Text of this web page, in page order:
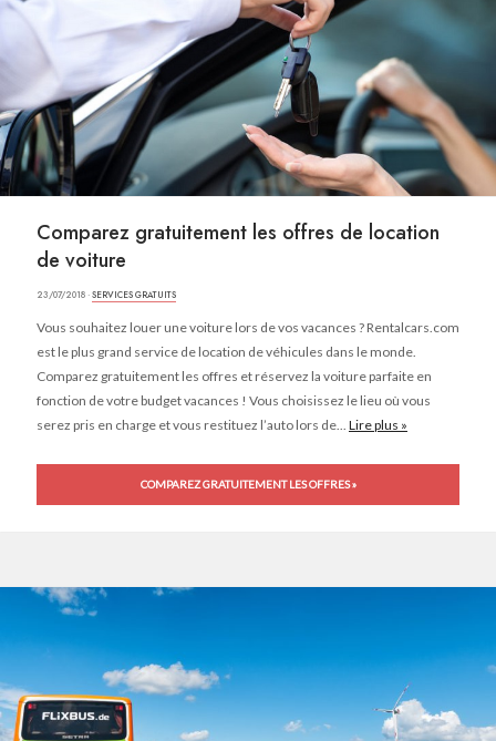
Comparez gratuitement les offres de location
de voiture
23/07/2018 ·SERVICES GRATUITS
Vous souhaitez louer une voiture lors de vos vacances ? Rentalcars.com
est le plus grand service de location de véhicules dans le monde.
Comparez gratuitement les offres et réservez la voiture parfaite en
fonction de votre budget vacances ! Vous choisissez le lieu où vous
serez pris en charge et vous restituez l’auto lors de... Lire plus »
COMPAREZ GRATUITEMENT LES OFFRES »